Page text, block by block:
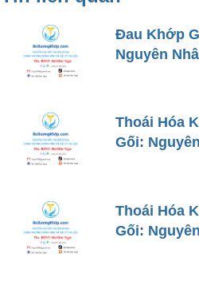
Đau Khớp
Nguyên
Phương
Điều Trị Tiên
Từ Góc
Thoái Hóa
Gối: Nguyên
Đoán và
Phương
Điều Trị
Thoái Hóa
Gối: Nguyên